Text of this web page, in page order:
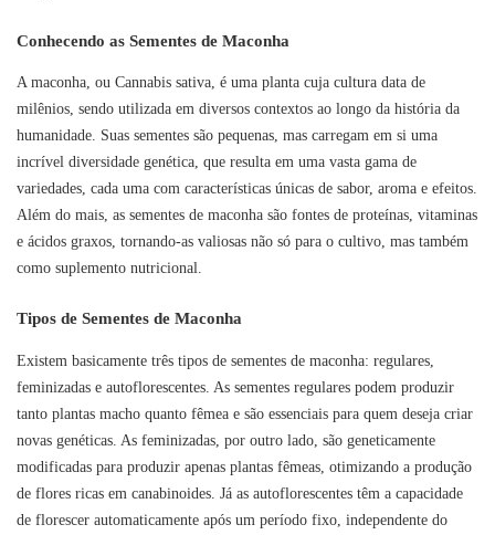
Conhecendo as Sementes de Maconha
A maconha, ou Cannabis sativa, é uma planta cuja cultura data de
milênios, sendo utilizada em diversos contextos ao longo da história da
humanidade. Suas sementes são pequenas, mas carregam em si uma
incrível diversidade genética, que resulta em uma vasta gama de
variedades, cada uma com características únicas de sabor, aroma e efeitos.
Além do mais, as sementes de maconha são fontes de proteínas, vitaminas
e ácidos graxos, tornando-as valiosas não só para o cultivo, mas também
como suplemento nutricional.
Tipos de Sementes de Maconha
Existem basicamente três tipos de sementes de maconha: regulares,
feminizadas e autoflorescentes. As sementes regulares podem produzir
tanto plantas macho quanto fêmea e são essenciais para quem deseja criar
novas genéticas. As feminizadas, por outro lado, são geneticamente
modificadas para produzir apenas plantas fêmeas, otimizando a produção
de flores ricas em canabinoides. Já as autoflorescentes têm a capacidade
de florescer automaticamente após um período fixo, independente do